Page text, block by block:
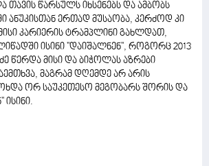
თავის წარსულს იხსენებს და ამბობს
ანუკისთან ერთად მუსაობა, კერძოდ კი
კარიერის ტრამპლინი გახლდათ,
ისინი ''დაიშალნენ'', როგორც 2013
წერდა მისი და ბიჭოლას აზრები
მაგრამ დღემდე არ არის
ორ საუკეთესო მეგობარს შორის და
ისინი.